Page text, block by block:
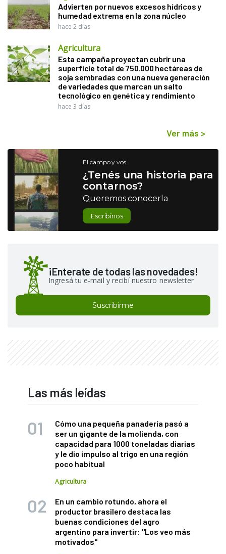
Advierten por nuevos excesos hídricos y
humedad extrema en la zona núcleo
hace 2 días
Agricultura
Esta campaña proyectan cubrir una
superficie total de 750.000 hectáreas de
soja sembradas con una nueva generación
de variedades que marcan un salto
tecnológico en genética y rendimiento
hace 3 días
Ver más >
El campo y vos
¿Tenés una historia para
contarnos?
Queremos conocerla
Escribinos
¡Enterate de todas las novedades!
Ingresá tu e-mail y recibí nuestro newsletter
Suscribirme
Las más leídas
Cómo una pequeña panadería pasó a
ser un gigante de la molienda, con
capacidad para 1000 toneladas diarias
y le dio impulso al trigo en una región
poco habitual
Agricultura
En un cambio rotundo, ahora el
productor brasilero destaca las
buenas condiciones del agro
argentino para invertir: "Los veo más
motivados"